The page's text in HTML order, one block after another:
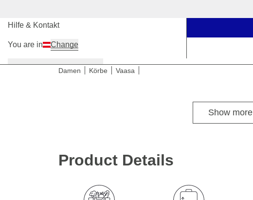
Herren Kinder
Hilfe & Kontakt
You are in Change
Damen Körbe Vaasa
Show more
Product Details